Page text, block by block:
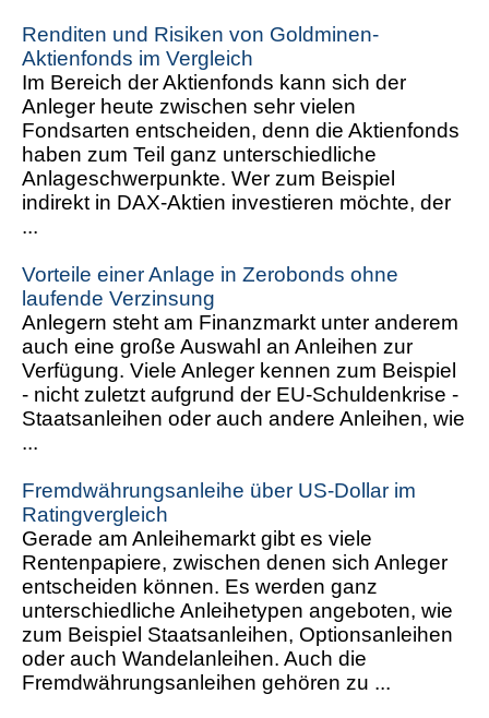
Renditen und Risiken von Goldminen-
Aktienfonds im Vergleich
Im Bereich der Aktienfonds kann sich der
Anleger heute zwischen sehr vielen
Fondsarten entscheiden, denn die Aktienfonds
haben zum Teil ganz unterschiedliche
Anlageschwerpunkte. Wer zum Beispiel
indirekt in DAX-Aktien investieren möchte, der
...
Vorteile einer Anlage in Zerobonds ohne
laufende Verzinsung
Anlegern steht am Finanzmarkt unter anderem
auch eine große Auswahl an Anleihen zur
Verfügung. Viele Anleger kennen zum Beispiel
- nicht zuletzt aufgrund der EU-Schuldenkrise -
Staatsanleihen oder auch andere Anleihen, wie
...
Fremdwährungsanleihe über US-Dollar im
Ratingvergleich
Gerade am Anleihemarkt gibt es viele
Rentenpapiere, zwischen denen sich Anleger
entscheiden können. Es werden ganz
unterschiedliche Anleihetypen angeboten, wie
zum Beispiel Staatsanleihen, Optionsanleihen
oder auch Wandelanleihen. Auch die
Fremdwährungsanleihen gehören zu ...